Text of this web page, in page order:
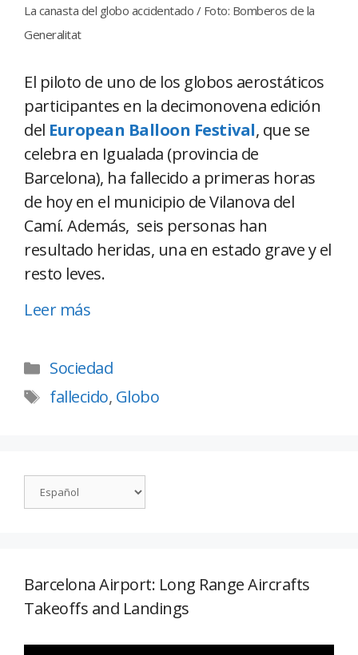
La canasta del globo accidentado / Foto: Bomberos de la
Generalitat
El piloto de uno de los globos aerostáticos
participantes en la decimonovena edición
del European Balloon Festival, que se
celebra en Igualada (provincia de
Barcelona), ha fallecido a primeras horas
de hoy en el municipio de Vilanova del
Camí. Además, seis personas han
resultado heridas, una en estado grave y el
resto leves.
Leer más
Sociedad
fallecido, Globo
Barcelona Airport: Long Range Aircrafts
Takeoffs and Landings